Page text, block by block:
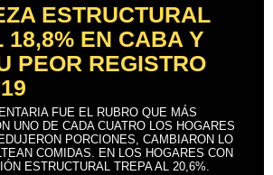
ESTRUCTURAL
18,8% EN CABA Y
PEOR REGISTRO
FUE EL RUBRO QUE MÁS
UNO DE CADA CUATRO LOS HOGARES
PORCIONES, CAMBIARON LO
COMIDAS. EN LOS HOGARES CON
ESTRUCTURAL TREPA AL 20,6%.